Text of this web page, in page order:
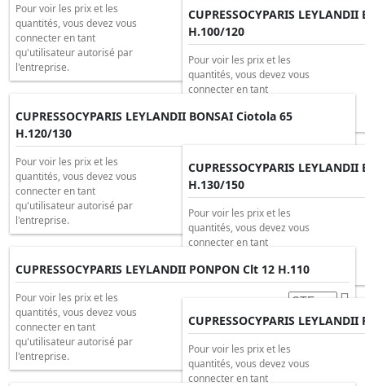
Pour voir les prix et les
quantités, vous devez vous
connecter en tant
qu'utilisateur autorisé par
l'entreprise.
CUPRESSOCYPARIS
H.100/120
Pour voir les prix et les
quantités, vous devez vous
connecter en tant
l'entreprise.
CUPRESSOCYPARIS LEYLANDII BONSAI Ciotola 65
H.120/130
Pour voir les prix et les
quantités, vous devez vous
connecter en tant
qu'utilisateur autorisé par
l'entreprise.
CUPRESSOCYPARIS
H.130/150
Pour voir les prix et les
quantités, vous devez vous
connecter en tant
l'entreprise.
CUPRESSOCYPARIS LEYLANDII PONPON Clt 12 H.110
Pour voir les prix et les
quantités, vous devez vous
connecter en tant
qu'utilisateur autorisé par
l'entreprise.
CUPRESSOCYPARIS
Pour voir les prix et les
quantités, vous devez vous
connecter en tant